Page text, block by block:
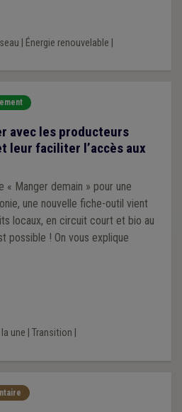
Énergie renouvelable
avec les producteurs
leur faciliter l’accès aux
« Manger demain » pour une
une nouvelle fiche-outil vient
locaux, en circuit court et bio au
possible ! On vous explique
une Transition